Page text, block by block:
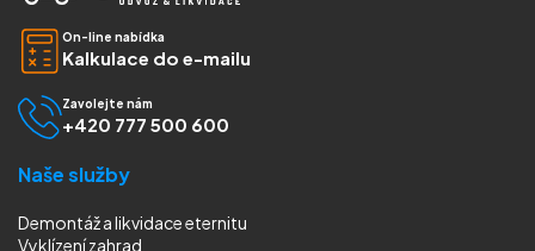
On-line nabídka
Kalkulace do e-mailu
Zavolejte nám
+420 777 500 600
Naše služby
Demontáž a likvidace eternitu
Vyklízení zahrad